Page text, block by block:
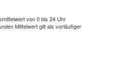
von 0 bis 24 Uhr
Mittelwert gilt als vorläufiger